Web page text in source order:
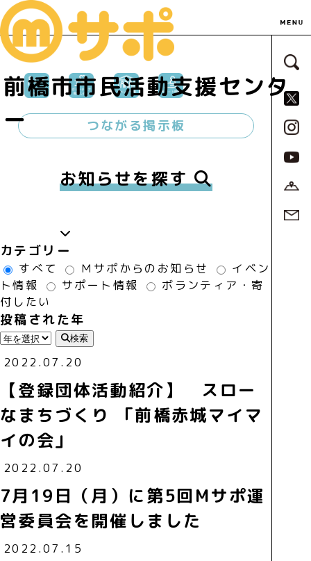
前橋市市民活動支援センタ
ー
サ
つながる掲示板
お知らせを探す
カテゴリー
すべて Ｍサポからのお知らせ
イベン
ト情報
サポート情報
ボランティア・寄
付したい
投稿された年
検索
2022.07.20
【登録団体活動紹介】 スロー
なまちづくり 「前橋赤城マイマ
イの会」
2022.07.20
7月19日（月）に第5回Mサポ運
営委員会を開催しました
2022.07.15